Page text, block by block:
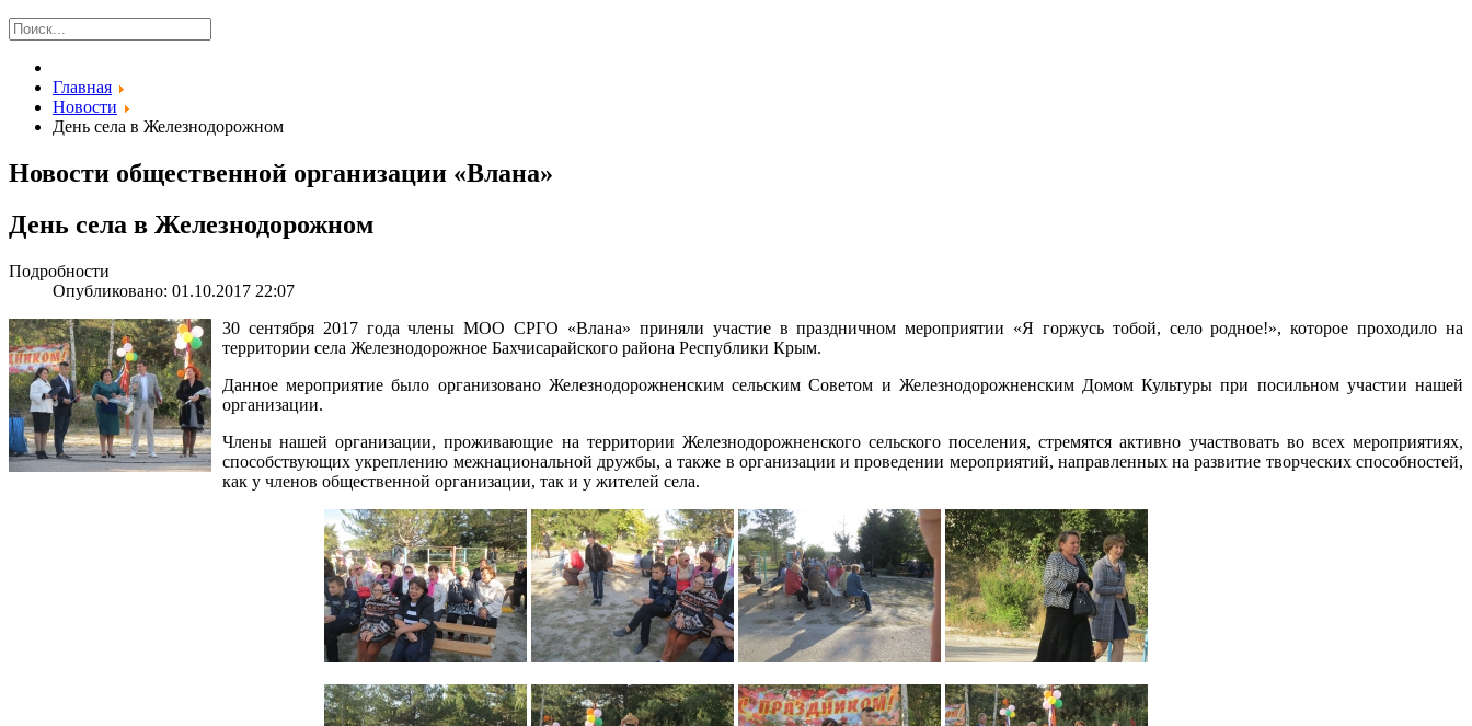
Главная
Новости
День села в Железнодорожном
Новости общественной организации «Влана»
День села в Железнодорожном
Подробности
Опубликовано: 01.10.2017 22:07
30 сентября 2017 года члены МОО СРГО «Влана» приняли участие в праздничном мероприятии «Я горжусь тобой, село родное!», которое проходило на
территории села Железнодорожное Бахчисарайского района Республики Крым.
Данное мероприятие было организовано Железнодорожненским сельским Советом и Железнодорожненским Домом Культуры при посильном участии нашей
организации.
Члены нашей организации, проживающие на территории Железнодорожненского сельского поселения, стремятся активно участвовать во всех мероприятиях,
способствующих укреплению межнациональной дружбы, а также в организации и проведении мероприятий, направленных на развитие творческих способностей,
как у членов общественной организации, так и у жителей села.